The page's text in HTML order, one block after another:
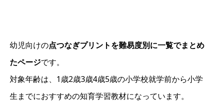
幼児向けの点つなぎプリントを難易度別に一覧でまとめ
たページです。
対象年齢は、1歳2歳3歳4歳5歳の小学校就学前から小学
生までにおすすめの知育学習教材になっています。